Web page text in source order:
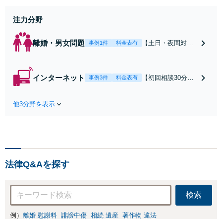
注力分野
離婚・男女問題 事例1件 料金表有
【土日・夜間対応
れたら、サインす
インターネット 事例3件 料金表有
【初回相談30分無
お店の風評被害対
応可：開示請求の
意見照会が来たと
きの対処法、被害
者との示談交渉
他3分野を表示
法律Q&Aを探す
検索
例） 離婚 慰謝料 誹謗中傷 相続 遺産 著作物 違法